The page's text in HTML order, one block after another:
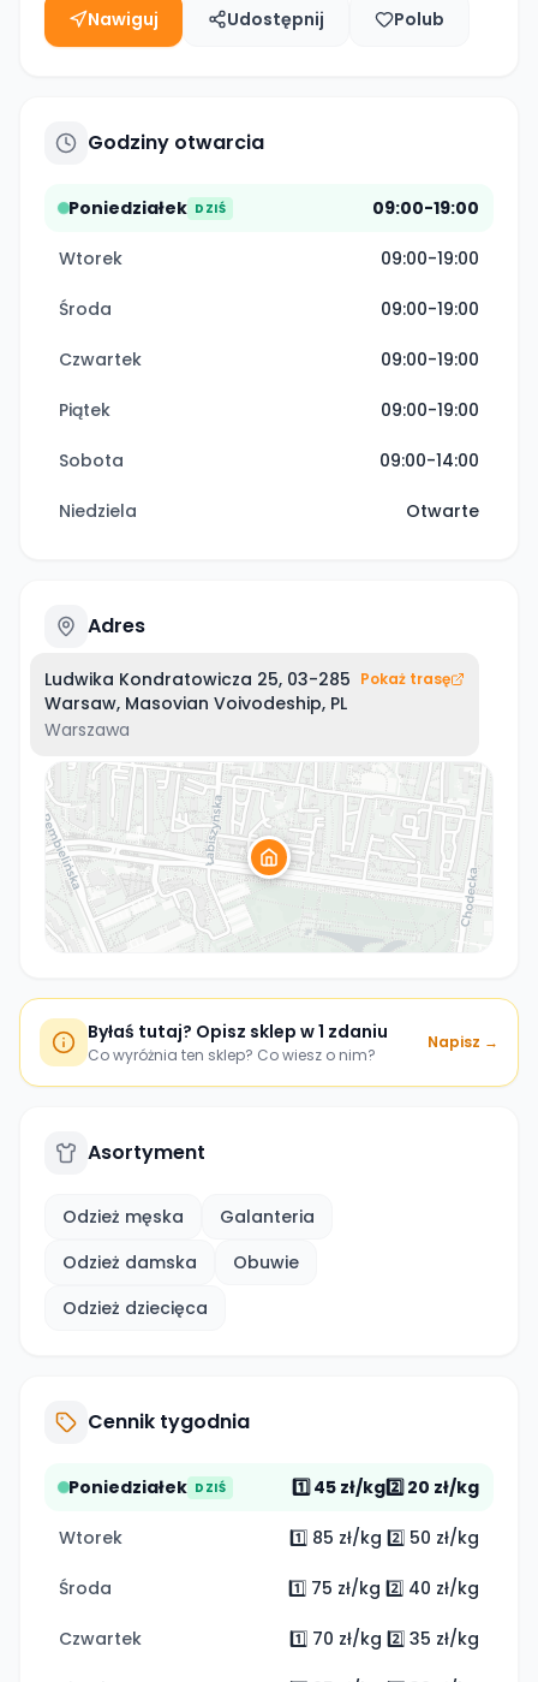
Nawiguj Udostępnij Polub
Godziny otwarcia
Poniedziałek DZIŚ 09:00-19:00
Wtorek 09:00-19:00
Środa 09:00-19:00
Czwartek 09:00-19:00
Piątek 09:00-19:00
Sobota 09:00-14:00
Niedziela Otwarte
Adres
Ludwika Kondratowicza 25, 03-285
Warsaw, Masovian Voivodeship, PL
Warszawa
Pokaż trasę
Byłaś tutaj? Opisz sklep w 1 zdaniu
Co wyróżnia ten sklep? Co wiesz o nim?
Napisz →
Asortyment
Odzież męska
Galanteria
Odzież damska
Obuwie
Odzież dziecięca
Cennik tygodnia
Poniedziałek DZIŚ 1️⃣ 45 zł/kg2️⃣ 20 zł/kg
Wtorek 1️⃣ 85 zł/kg 2️⃣ 50 zł/kg
Środa 1️⃣ 75 zł/kg 2️⃣ 40 zł/kg
Czwartek 1️⃣ 70 zł/kg 2️⃣ 35 zł/kg